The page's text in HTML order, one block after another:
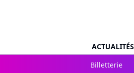
ACTUALITÉS
Billetterie